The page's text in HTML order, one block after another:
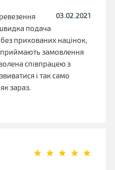
03.02.2021
подача
прихованих націнок,
приймають замовлення
співпрацею з
і так само
зараз.